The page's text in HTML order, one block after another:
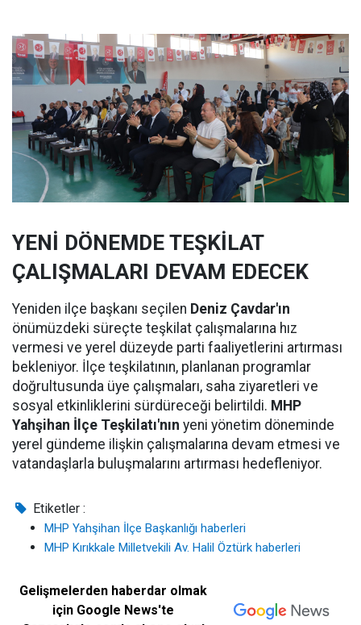
YENİ DÖNEMDE TEŞKİLAT
ÇALIŞMALARI DEVAM EDECEK
Yeniden ilçe başkanı seçilen Deniz Çavdar'ın
önümüzdeki süreçte teşkilat çalışmalarına hız
vermesi ve yerel düzeyde parti faaliyetlerini artırması
bekleniyor. İlçe teşkilatının, planlanan programlar
doğrultusunda üye çalışmaları, saha ziyaretleri ve
sosyal etkinliklerini sürdüreceği belirtildi. MHP
Yahşihan İlçe Teşkilatı'nın yeni yönetim döneminde
yerel gündeme ilişkin çalışmalarına devam etmesi ve
vatandaşlarla buluşmalarını artırması hedefleniyor.
Etiketler :
MHP Yahşihan İlçe Başkanlığı haberleri
MHP Kırıkkale Milletvekili Av. Halil Öztürk haberleri
Gelişmelerden haberdar olmak
için Google News'te